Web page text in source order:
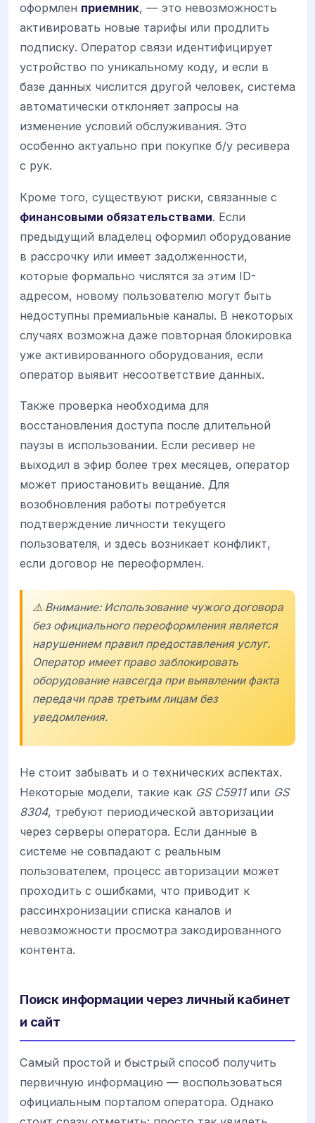
оформлен приемник, — это невозможность
активировать новые тарифы или продлить
подписку. Оператор связи идентифицирует
устройство по уникальному коду, и если в
базе данных числится другой человек, система
автоматически отклоняет запросы на
изменение условий обслуживания. Это
особенно актуально при покупке б/у ресивера
с рук.
Кроме того, существуют риски, связанные с
финансовыми обязательствами. Если
предыдущий владелец оформил оборудование
в рассрочку или имеет задолженности,
которые формально числятся за этим ID-
адресом, новому пользователю могут быть
недоступны премиальные каналы. В некоторых
случаях возможна даже повторная блокировка
уже активированного оборудования, если
оператор выявит несоответствие данных.
Также проверка необходима для
восстановления доступа после длительной
паузы в использовании. Если ресивер не
выходил в эфир более трех месяцев, оператор
может приостановить вещание. Для
возобновления работы потребуется
подтверждение личности текущего
пользователя, и здесь возникает конфликт,
если договор не переоформлен.
⚠️ Внимание: Использование чужого договора
без официального переоформления является
нарушением правил предоставления услуг.
Оператор имеет право заблокировать
оборудование навсегда при выявлении факта
передачи прав третьим лицам без
уведомления.
Не стоит забывать и о технических аспектах.
Некоторые модели, такие как GS C5911или GS
8304, требуют периодической авторизации
через серверы оператора. Если данные в
системе не совпадают с реальным
пользователем, процесс авторизации может
проходить с ошибками, что приводит к
рассинхронизации списка каналов и
невозможности просмотра закодированного
контента.
Поиск информации через личный кабинет
и сайт
Самый простой и быстрый способ получить
первичную информацию — воспользоваться
официальным порталом оператора. Однако